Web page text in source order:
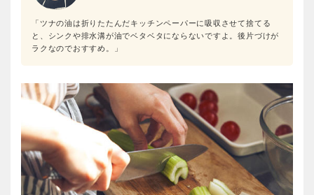
「ツナの油は折りたたんだキッチンペーパーに吸収させて捨てる
と、シンクや排水溝が油でベタベタにならないですよ。後片づけが
ラクなのでおすすめ。」